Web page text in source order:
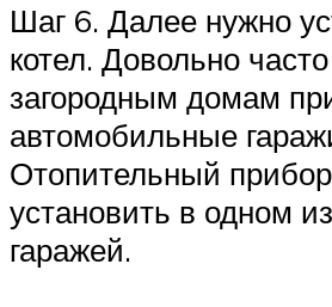
Шаг 6. Далее нужно
котел. Довольно
загородным домам
автомобильные
Отопительный
установить в одном
гаражей.